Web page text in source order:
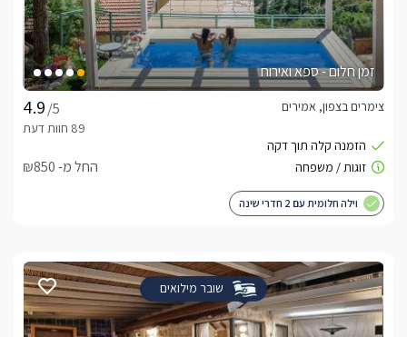
זמן חלום - ספא ואירוח
/5
צימרים בצפון, אמירים
החל מ- ₪850
וילה חלומית עם 2 חדרי שינה
שובר מילואים